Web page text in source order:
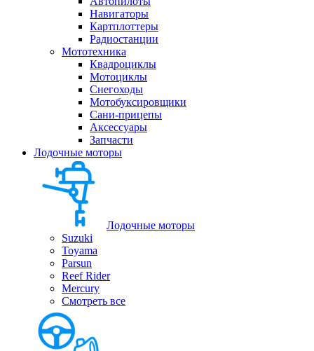
Навигаторы
Картплоттеры
Радиостанции
Мототехника
Квадроциклы
Мотоциклы
Снегоходы
Мотобуксировщики
Сани-прицепы
Аксессуары
Запчасти
Лодочные моторы
Лодочные моторы
Suzuki
Toyama
Parsun
Reef Rider
Mercury
Смотреть все